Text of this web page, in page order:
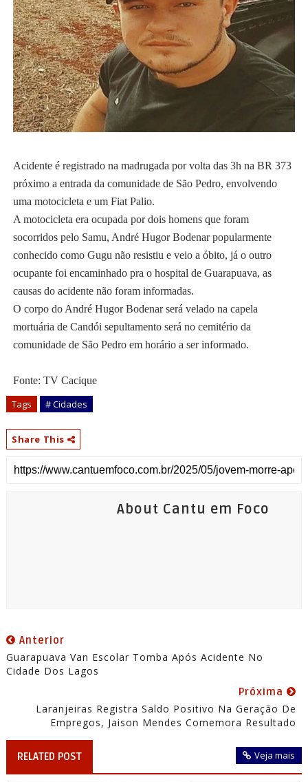
Acidente é registrado na madrugada por volta das 3h na BR 373
próximo a entrada da comunidade de São Pedro, envolvendo
uma motocicleta e um Fiat Palio.
A motocicleta era ocupada por dois homens que foram
socorridos pelo Samu, André Hugor Bodenar popularmente
conhecido como Gugu não resistiu e veio a óbito, já o outro
ocupante foi encaminhado pra o hospital de Guarapuava, as
causas do acidente não foram informadas.
O corpo do André Hugor Bodenar será velado na capela
mortuária de Candói sepultamento será no cemitério da
comunidade de São Pedro em horário a ser informado.
Fonte: TV Cacique
Tags # Cidades
Share This
About Cantu em Foco
Anterior
Guarapuava Van Escolar Tomba Após Acidente No
Cidade Dos Lagos
Próxima
Laranjeiras Registra Saldo Positivo Na Geração De
Empregos, Jaison Mendes Comemora Resultado
RELATED POST Veja mais